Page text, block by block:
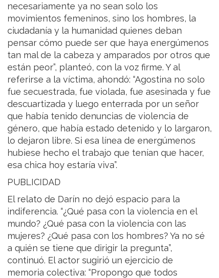
necesariamente ya no sean solo los
movimientos femeninos, sino los hombres, la
ciudadanía y la humanidad quienes deban
pensar cómo puede ser que haya energúmenos
tan mal de la cabeza y amparados por otros que
están peor”, planteó, con la voz firme. Y al
referirse a la víctima, ahondó: “Agostina no solo
fue secuestrada, fue violada, fue asesinada y fue
descuartizada y luego enterrada por un señor
que había tenido denuncias de violencia de
género, que había estado detenido y lo largaron,
lo dejaron libre. Si esa línea de energúmenos
hubiese hecho el trabajo que tenían que hacer,
esa chica hoy estaría viva”.
PUBLICIDAD
El relato de Darín no dejó espacio para la
indiferencia. “¿Qué pasa con la violencia en el
mundo? ¿Qué pasa con la violencia con las
mujeres? ¿Qué pasa con los hombres? Ya no sé
a quién se tiene que dirigir la pregunta”,
continuó. El actor sugirió un ejercicio de
memoria colectiva: “Propongo que todos